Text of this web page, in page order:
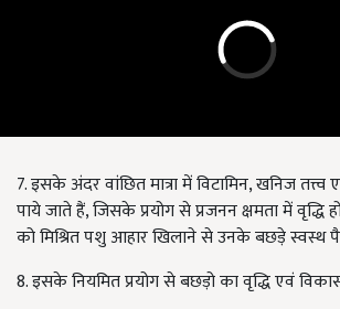
7. इसके अंदर वांछित मात्रा में विटामिन, खनिज
पाये जाते हैं, जिसके प्रयोग से प्रजनन क्षमता में वृद्धि
को मिश्रित पशु आहार खिलाने से उनके बछड़े स्वस्थ
8. इसके नियमित प्रयोग से बछड़ो का वृद्धि एवं